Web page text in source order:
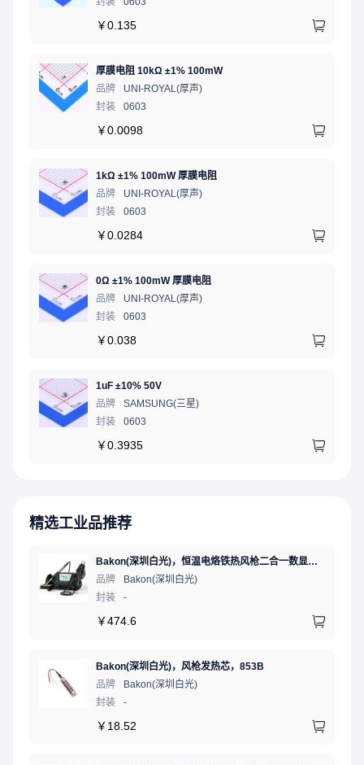
￥0.135
厚膜电阻 10kΩ ±1% 100mW
品牌
UNI-ROYAL(厚声)
封装
0603
￥0.0098
1kΩ ±1% 100mW 厚膜电阻
品牌
UNI-ROYAL(厚声)
封装
0603
￥0.0284
0Ω ±1% 100mW 厚膜电阻
品牌
UNI-ROYAL(厚声)
封装
0603
￥0.038
1uF ±10% 50V
品牌
SAMSUNG(三星)
封装
0603
￥0.3935
精选工业品推荐
Bakon(深圳白光)，恒温电烙铁热风枪二合一数显可调温大功率无铅拆焊台，BK881（新老款交替发货）
品牌
Bakon(深圳白光)
封装
-
￥474.6
Bakon(深圳白光)，风枪发热芯，853B
品牌
Bakon(深圳白光)
封装
-
￥ 18.52